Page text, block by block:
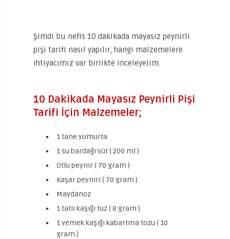
Şimdi bu nefis 10 dakikada mayasız peynirli
pişi tarifi nasıl yapılır, hangi malzemelere
ihtiyacımız var birlikte inceleyelim.
10 Dakikada Mayasız Peynirli Pişi
Tarifi İçin Malzemeler;
1 tane yumurta
1 su bardağı süt ( 200 ml )
Otlu peynir ( 70 gram )
Kaşar peyniri ( 70 gram )
Maydanoz
1 tatlı kaşığı tuz ( 8 gram )
1 yemek kaşığı kabartma tozu ( 10
gram )